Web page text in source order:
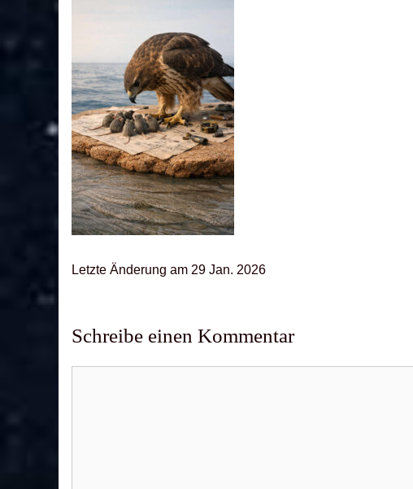
Letz­te Ände­rung am 29 Jan. 2026
Schreibe einen Kommentar